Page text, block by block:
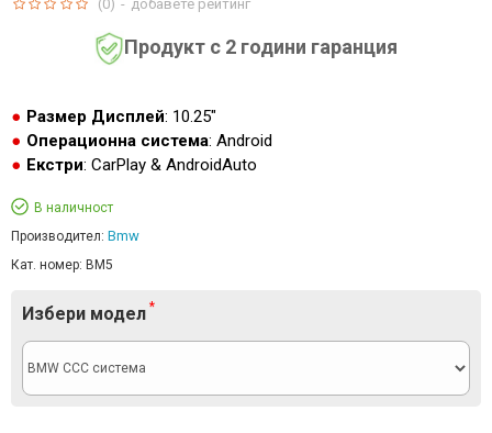
Продукт с 2 години гаранция
Размер Дисплей: 10.25"
Операционна система: Android
Екстри: CarPlay & AndroidAuto
В наличност
Производител: Bmw
Кат. номер: BM5
(0) - добавете рейтинг
Избери модел